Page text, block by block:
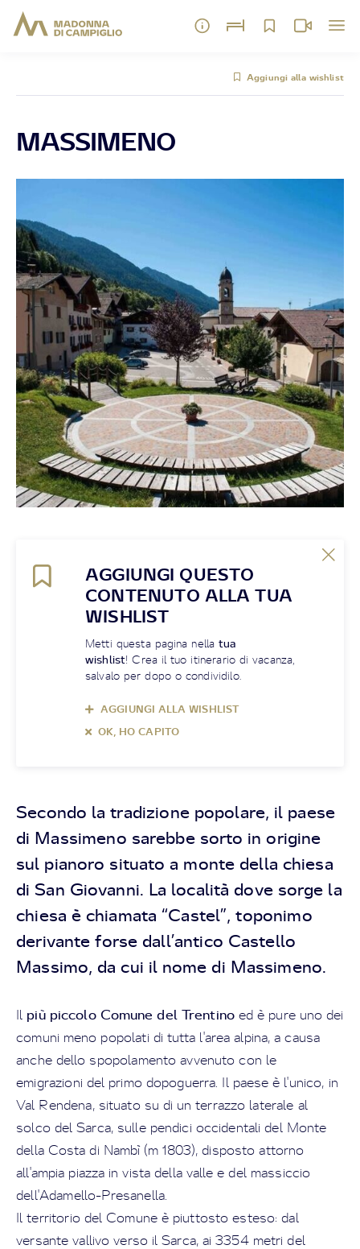
Aggiungi alla wishlist
MASSIMENO
AGGIUNGI QUESTO
CONTENUTO ALLA TUA
WISHLIST
Metti questa pagina nellatua
wishlist! Crea il tuo itinerario di vacanza,
salvalo per dopo o condividilo.
AGGIUNGI ALLA WISHLIST
OK, HO CAPITO
Secondo la tradizione popolare, il paese
di Massimeno sarebbe sorto in origine
sul pianoro situato a monte della chiesa
di San Giovanni. La località dove sorge la
chiesa è chiamata “Castel”, toponimo
derivante forse dall’antico Castello
Massimo, da cui il nome di Massimeno.
Il più piccolo Comune del Trentino ed è pure uno dei
comuni meno popolati di tutta l'area alpina, a causa
anche dello spopolamento avvenuto con le
emigrazioni del primo dopoguerra. Il paese è l'unico, in
Val Rendena, situato su di un terrazzo laterale al
solco del Sarca, sulle pendici occidentali del Monte
della Costa di Nambì (m 1803), disposto attorno
all'ampia piazza in vista della valle e del massiccio
dell'Adamello-Presanella.
Il territorio del Comune è piuttosto esteso: dal
versante vallivo verso il Sarca, ai 3354 metri del